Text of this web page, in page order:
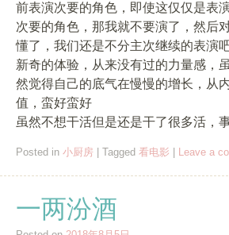
前表演次要的角色，即使这仅仅是表
次要的角色，那我就不要演了，然后
懂了，我们还是不分主次继续的表演
新奇的体验，从来没有过的力量感，
然觉得自己的底气在慢慢的增长，从
值，蛮好蛮好
虽然不想干活但是还是干了很多活，
Posted in 小厨房 Tagged 看电影 Leave a
一两汾酒